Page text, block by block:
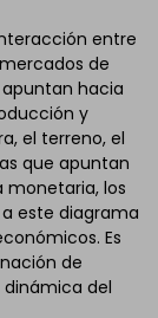
entre
de
hacia
y
el terreno, el
que apuntan
monetaria, los
este diagrama
Es
de
dinámica del